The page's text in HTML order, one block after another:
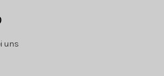
uns